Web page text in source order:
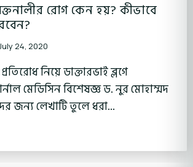
রোগ কেন হয়? কীভাবে
24, 2020
নিয়ে ডাক্তারভাই ব্লগে
মেডিসিন বিশেষজ্ঞ ড. নুর মোহাম্মদ
জন্য লেখাটি তুলে ধরা...